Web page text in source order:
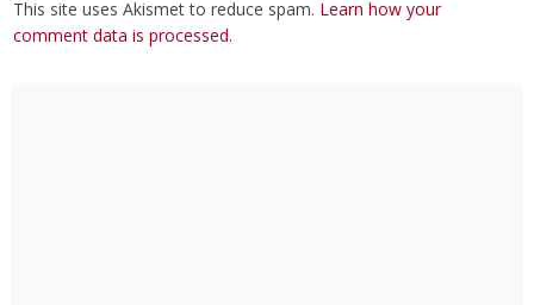
This site uses Akismet to reduce spam. Learn how your
comment data is processed.